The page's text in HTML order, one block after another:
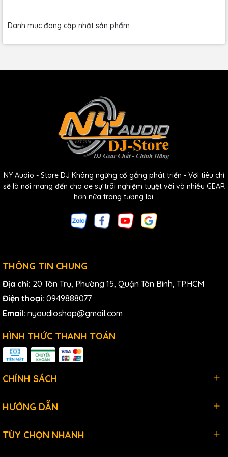
Micro condenser thu âm đa hướng với độ phân giải cao
nhạc, nhóm hát và nhạc cụ acoustic
Lý tưởng cho thiết lập Decca tree và Jecklin arrays
Không có hiệu ứng gần (proximity effect), giúp micro nổi
bật trong các ứng dụng ghi âm cận cảnh
mang lại độ trong suốt vô song cho bản ghi âm
Dải tần số mở rộng từ 10Hz đến 60kHz
Sử dụng nguồn phantom 48V
Danh mục đang cập nhật sản phẩm
NY Audio - Store DJ Không ngừng cố gắng phát triển - Với tiêu chí
sẽ là nơi mang đến cho ae sự trãi nghiệm tuyệt vời và nhiều GEAR
hơn nữa trong tương lai.
THÔNG TIN CHUNG
Địa chỉ: 20 Tân Trụ, Phường 15, Quận Tân Bình, TP.HCM
Điện thoại: 0949888077
Email: nyaudioshop@gmail.com
HÌNH THỨC THANH TOÁN
CHÍNH SÁCH
HƯỚNG DẪN
TÙY CHỌN NHANH